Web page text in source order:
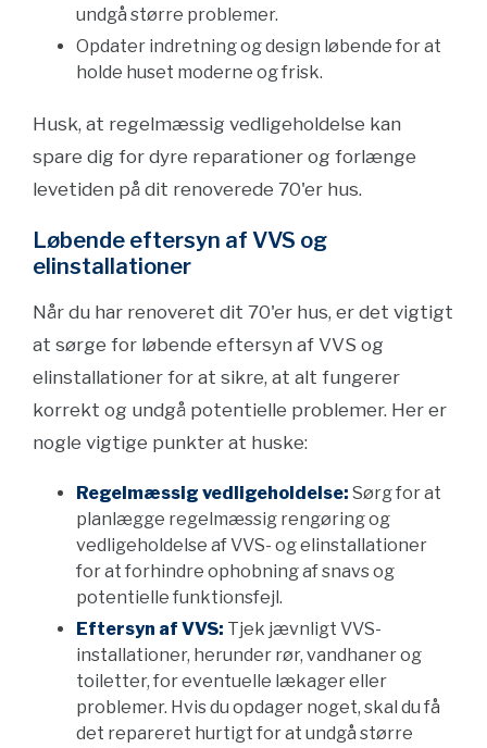
undgå større problemer.
Opdater indretning og design løbende for at
holde huset moderne og frisk.
Husk, at regelmæssig vedligeholdelse kan
spare dig for dyre reparationer og forlænge
levetiden på dit renoverede 70'er hus.
Løbende eftersyn af VVS og
elinstallationer
Når du har renoveret dit 70'er hus, er det vigtigt
at sørge for løbende eftersyn af VVS og
elinstallationer for at sikre, at alt fungerer
korrekt og undgå potentielle problemer. Her er
nogle vigtige punkter at huske:
Regelmæssig vedligeholdelse: Sørg for at
planlægge regelmæssig rengøring og
vedligeholdelse af VVS- og elinstallationer
for at forhindre ophobning af snavs og
potentielle funktionsfejl.
Eftersyn af VVS: Tjek jævnligt VVS-
installationer, herunder rør, vandhaner og
toiletter, for eventuelle lækager eller
problemer. Hvis du opdager noget, skal du få
det repareret hurtigt for at undgå større